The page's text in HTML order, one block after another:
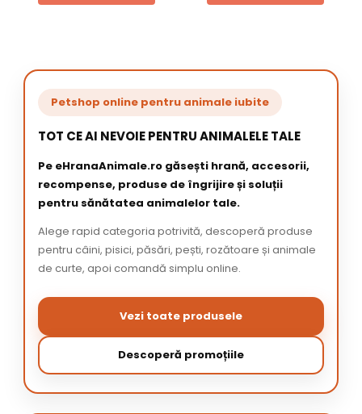
Petshop online pentru animale iubite
TOT CE AI NEVOIE PENTRU ANIMALELE TALE
Pe eHranaAnimale.ro găsești hrană, accesorii,
recompense, produse de îngrijire și soluții
pentru sănătatea animalelor tale.
Alege rapid categoria potrivită, descoperă produse
pentru câini, pisici, păsări, pești, rozătoare și animale
de curte, apoi comandă simplu online.
Vezi toate produsele
Descoperă promoțiile